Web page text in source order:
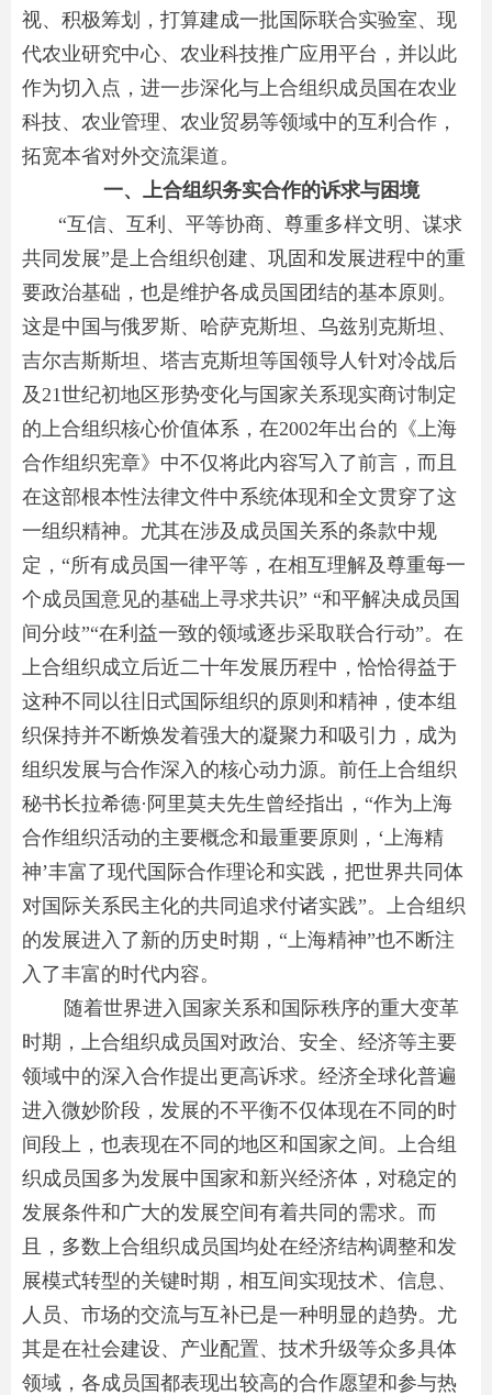
视、积极筹划，打算建成一批国际联合实验室、现
代农业研究中心、农业科技推广应用平台，并以此
作为切入点，进一步深化与上合组织成员国在农业
科技、农业管理、农业贸易等领域中的互利合作，
拓宽本省对外交流渠道。
一、上合组织务实合作的诉求与困境
“互信、互利、平等协商、尊重多样文明、谋求
共同发展”是上合组织创建、巩固和发展进程中的重
要政治基础，也是维护各成员国团结的基本原则。
这是中国与俄罗斯、哈萨克斯坦、乌兹别克斯坦、
吉尔吉斯斯坦、塔吉克斯坦等国领导人针对冷战后
及21世纪初地区形势变化与国家关系现实商讨制定
的上合组织核心价值体系，在2002年出台的《上海
合作组织宪章》中不仅将此内容写入了前言，而且
在这部根本性法律文件中系统体现和全文贯穿了这
一组织精神。尤其在涉及成员国关系的条款中规
定，“所有成员国一律平等，在相互理解及尊重每一
个成员国意见的基础上寻求共识” “和平解决成员国
间分歧”“在利益一致的领域逐步采取联合行动”。在
上合组织成立后近二十年发展历程中，恰恰得益于
这种不同以往旧式国际组织的原则和精神，使本组
织保持并不断焕发着强大的凝聚力和吸引力，成为
组织发展与合作深入的核心动力源。前任上合组织
秘书长拉希德·阿里莫夫先生曾经指出，“作为上海
合作组织活动的主要概念和最重要原则，‘上海精
神’丰富了现代国际合作理论和实践，把世界共同体
对国际关系民主化的共同追求付诸实践”。上合组织
的发展进入了新的历史时期，“上海精神”也不断注
入了丰富的时代内容。
随着世界进入国家关系和国际秩序的重大变革
时期，上合组织成员国对政治、安全、经济等主要
领域中的深入合作提出更高诉求。经济全球化普遍
进入微妙阶段，发展的不平衡不仅体现在不同的时
间段上，也表现在不同的地区和国家之间。上合组
织成员国多为发展中国家和新兴经济体，对稳定的
发展条件和广大的发展空间有着共同的需求。而
且，多数上合组织成员国均处在经济结构调整和发
展模式转型的关键时期，相互间实现技术、信息、
人员、市场的交流与互补已是一种明显的趋势。尤
其是在社会建设、产业配置、技术升级等众多具体
领域，各成员国都表现出较高的合作愿望和参与热